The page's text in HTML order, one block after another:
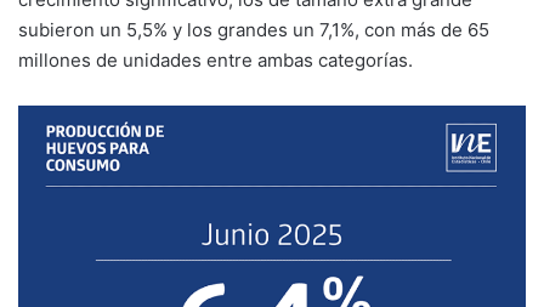
subieron un 5,5% y los grandes un 7,1%, con más de 65
millones de unidades entre ambas categorías.